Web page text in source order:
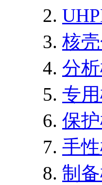
核
分
专
保
手
制